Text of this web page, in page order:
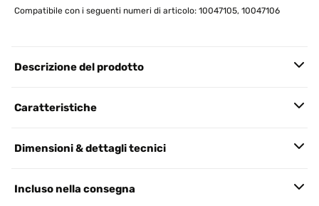
Compatibile con i seguenti numeri di articolo: 10047105, 10047106
Descrizione del prodotto
Caratteristiche
Dimensioni & dettagli tecnici
Incluso nella consegna